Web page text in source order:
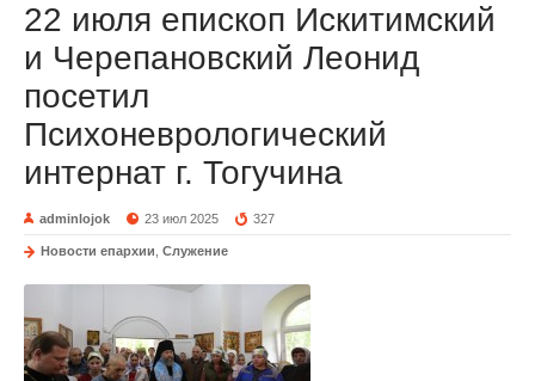
22 июля епископ Искитимский
и Черепановский Леонид
посетил
Психоневрологический
интернат г. Тогучина
adminlojok 23 июл 2025 327
Новости епархии Служение